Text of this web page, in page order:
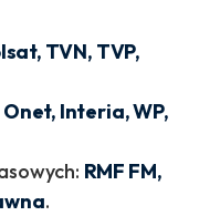
TVN, TVP,
Onet, Interia, WP,
RMF FM,
.